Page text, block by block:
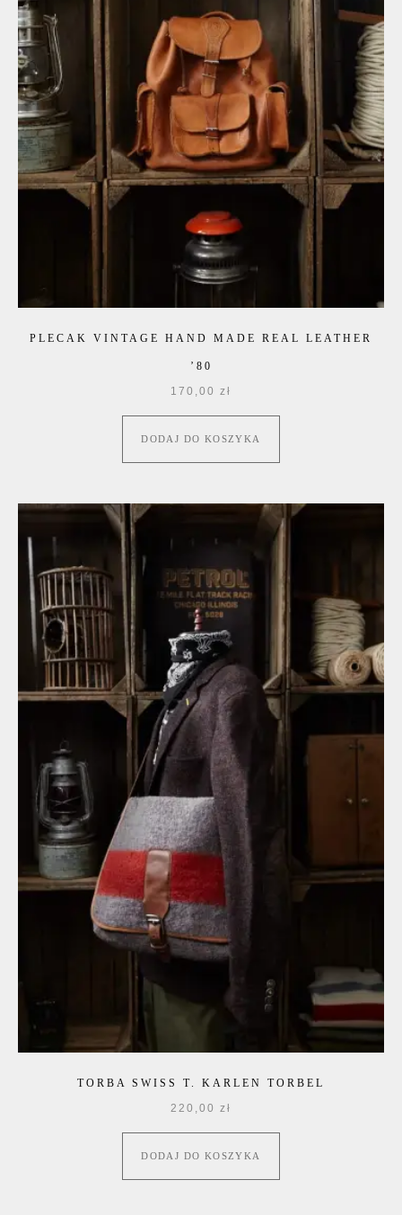
PLECAK VINTAGE HAND MADE REAL LEATHER
’80
170,00 zł
DODAJ DO KOSZYKA
TORBA SWISS T. KARLEN TORBEL
220,00 zł
DODAJ DO KOSZYKA